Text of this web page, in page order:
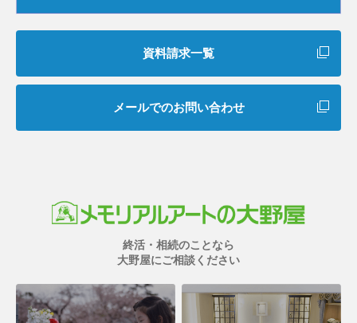
資料請求一覧
メールでのお問い合わせ
終活・相続のことなら
大野屋にご相談ください